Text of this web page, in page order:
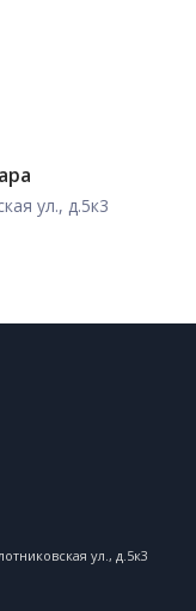
ул., д.5к3
ул., д.5к3